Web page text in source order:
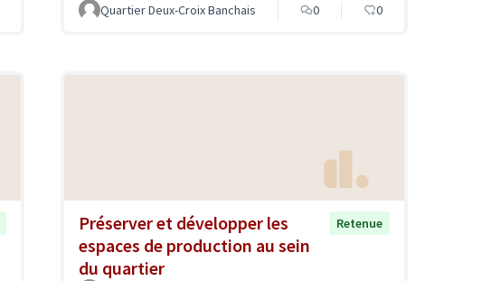
Quartier Deux-Croix Banchais 0 0
Préserver et développer les
espaces de production au sein
du quartier
Retenue